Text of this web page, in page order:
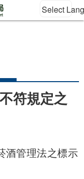
Select
符規定之
酒管理法之標示